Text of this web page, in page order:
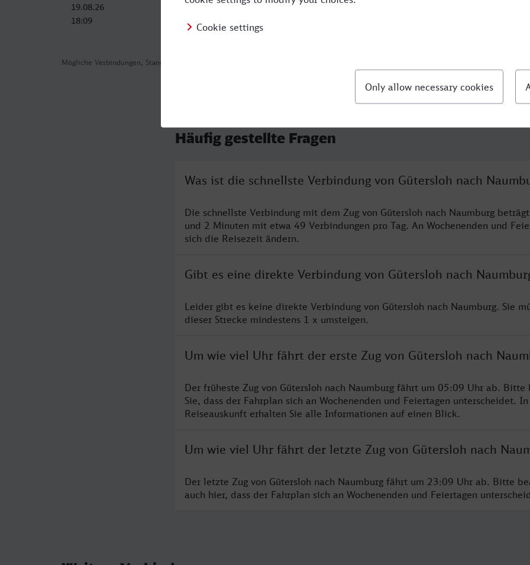
Mögliche Verbindungen, Stand: 2026-08-05 09:07
19.08.26
18:09
Häufig gestellte Fragen
Was ist die schnellste Verbindung von Gütersloh nach
Die schnellste Verbindung mit dem Zug von Gütersloh nach Naumburg
und 2 Minuten mit etwa 49 Verbindungen pro Tag. An Wochenenden und
sich die Reisezeit ändern.
Gibt es eine direkte Verbindung von Gütersloh nach
Leider gibt es keine direkte Verbindung von Gütersloh nach Naumburg. Sie
dieser Strecke mindestens 1 x umsteigen.
Um wie viel Uhr fährt der erste Zug von Gütersloh nach
Der früheste Zug von Gütersloh nach Naumburg fährt um 05:09 Uhr ab. Bitte
Sie, dass der Fahrplan sich an Wochenenden und Feiertagen unterscheidet.
Reiseauskunft erhalten Sie alle Informationen auf einen Blick.
Um wie viel Uhr fährt der letzte Zug von Gütersloh nach
Der letzte Zug von Gütersloh nach Naumburg fährt um 23:09 Uhr ab. Bitte
auch hier, dass der Fahrplan sich an Wochenenden und Feiertagen